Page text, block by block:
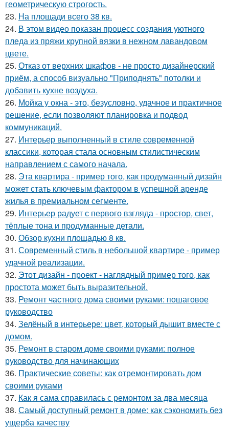
геометрическую строгость.
23. На площади всего 38 кв.
24. В этом видео показан процесс создания уютного
пледа из пряжи крупной вязки в нежном лавандовом
цвете.
25. Отказ от верхних шкафов - не просто дизайнерский
приём, а способ визуально "Приподнять" потолки и
добавить кухне воздуха.
26. Мойка у окна - это, безусловно, удачное и практичное
решение, если позволяют планировка и подвод
коммуникаций.
27. Интерьер выполненный в стиле современной
классики, которая стала основным стилистическим
направлением с самого начала.
28. Эта квартира - пример того, как продуманный дизайн
может стать ключевым фактором в успешной аренде
жилья в премиальном сегменте.
29. Интерьер радует с первого взгляда - простор, свет,
тёплые тона и продуманные детали.
30. Обзор кухни площадью 8 кв.
31. Современный стиль в небольшой квартире - пример
удачной реализации.
32. Этот дизайн - проект - наглядный пример того, как
простота может быть выразительной.
33. Ремонт частного дома своими руками: пошаговое
руководство
34. Зелёный в интерьере: цвет, который дышит вместе с
домом.
35. Ремонт в старом доме своими руками: полное
руководство для начинающих
36. Практические советы: как отремонтировать дом
своими руками
37. Как я сама справилась с ремонтом за два месяца
38. Самый доступный ремонт в доме: как сэкономить без
ущерба качеству